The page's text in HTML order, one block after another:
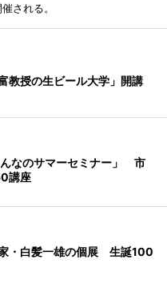
される。
教授の生ビール大学」開講
なのサマーセミナー」 市
講座
・白髪一雄の個展 生誕100